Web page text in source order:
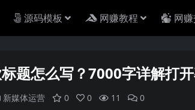
源码模板 网赚教程 网
题怎么写？7000字详解打
新媒体运营 0 0 11 0